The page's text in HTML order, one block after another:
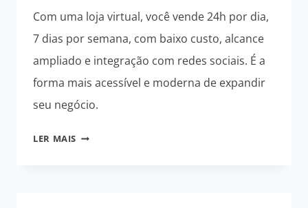
Com uma loja virtual, você vende 24h por dia,
7 dias por semana, com baixo custo, alcance
ampliado e integração com redes sociais. É a
forma mais acessível e moderna de expandir
seu negócio.
LER MAIS 03.